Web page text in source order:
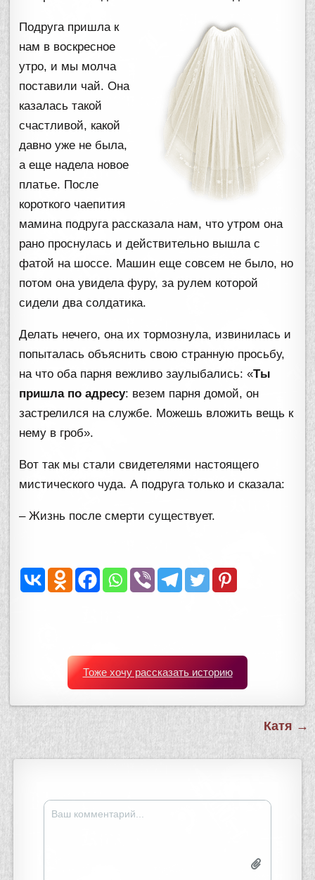
Подруга пришла к
нам в воскресное
утро, и мы молча
поставили чай. Она
казалась такой
счастливой, какой
давно уже не была,
а еще надела новое
платье. После
короткого чаепития
мамина подруга рассказала нам, что утром она
рано проснулась и действительно вышла с
фатой на шоссе. Машин еще совсем не было, но
потом она увидела фуру, за рулем которой
сидели два солдатика.
Делать нечего, она их тормознула, извинилась и
попыталась объяснить свою странную просьбу,
на что оба парня вежливо заулыбались: «Ты
пришла по адресу: везем парня домой, он
застрелился на службе. Можешь вложить вещь к
нему в гроб».
Вот так мы стали свидетелями настоящего
мистического чуда. А подруга только и сказала:
– Жизнь после смерти существует.
Тоже хочу рассказать историю
Навигация
по
записям
Катя →